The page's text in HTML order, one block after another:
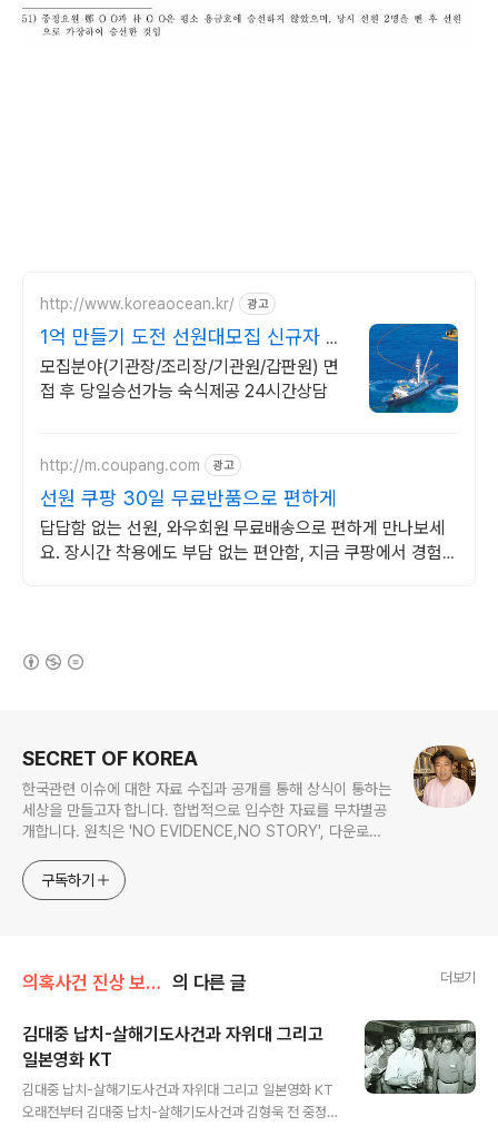
http://www.koreaocean.kr/ 광고
1억 만들기 도전 선원대모집 신규자 및
경력자 상시모집
모집분야(기관장/조리장/기관원/갑판원) 면
접 후 당일승선가능 숙식제공 24시간상담
http://m.coupang.com 광고
선원 쿠팡 30일 무료반품으로 편하게
답답함 없는 선원, 와우회원 무료배송으로 편하게 만나보세
요. 장시간 착용에도 부담 없는 편안함, 지금 쿠팡에서 경험해
SECRET OF KOREA
한국관련 이슈에 대한 자료 수집과 공개를 통해 상식이 통하는
세상을 만들고자 합니다. 합법적으로 입수한 자료를 무차별공
개합니다. 원칙은 'NO EVIDENCE,NO STORY', 다운로드
jesim56@gmail.com, 안보일때는 구글리더나 RSS로!!
구독하기
의혹사건 진상 보고서 전문/김대중 납치사건 의 다른 글 더보기
김대중 납치-살해기도사건과 자위대 그리고
일본영화 KT
김대중 납치-살해기도사건과 자위대 그리고 일본영화 KT
오래전부터 김대중 납치-살해기도사건과 김형욱 전 중정